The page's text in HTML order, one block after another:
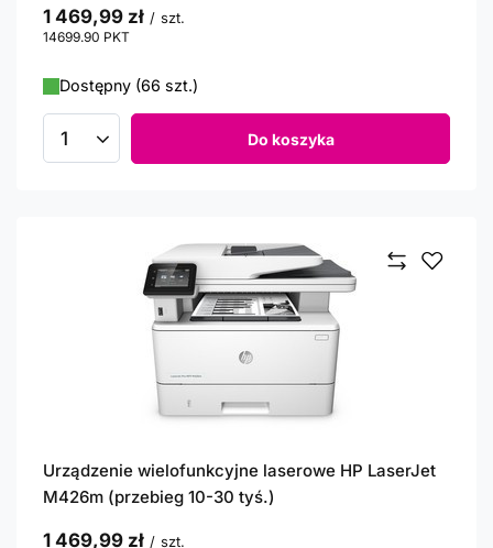
1 469,99 zł / szt.
14699.90 PKT
Dostępny (66 szt.)
Ilość produktów Do koszyka
Urządzenie wielofunkcyjne laserowe HP LaserJet
M426m (przebieg 10-30 tyś.)
1 469,99 zł / szt.